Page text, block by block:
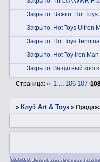
Закрытo. Вaжнo. Hot
Закрытo. Hot Toys Ultron
Закрытo. Hot Toys
Закрытo. Hot Toy Iron Man
Закрытo. Защитный
Страница:« 1 … 106 107 108
» Клуб Art & Toys »